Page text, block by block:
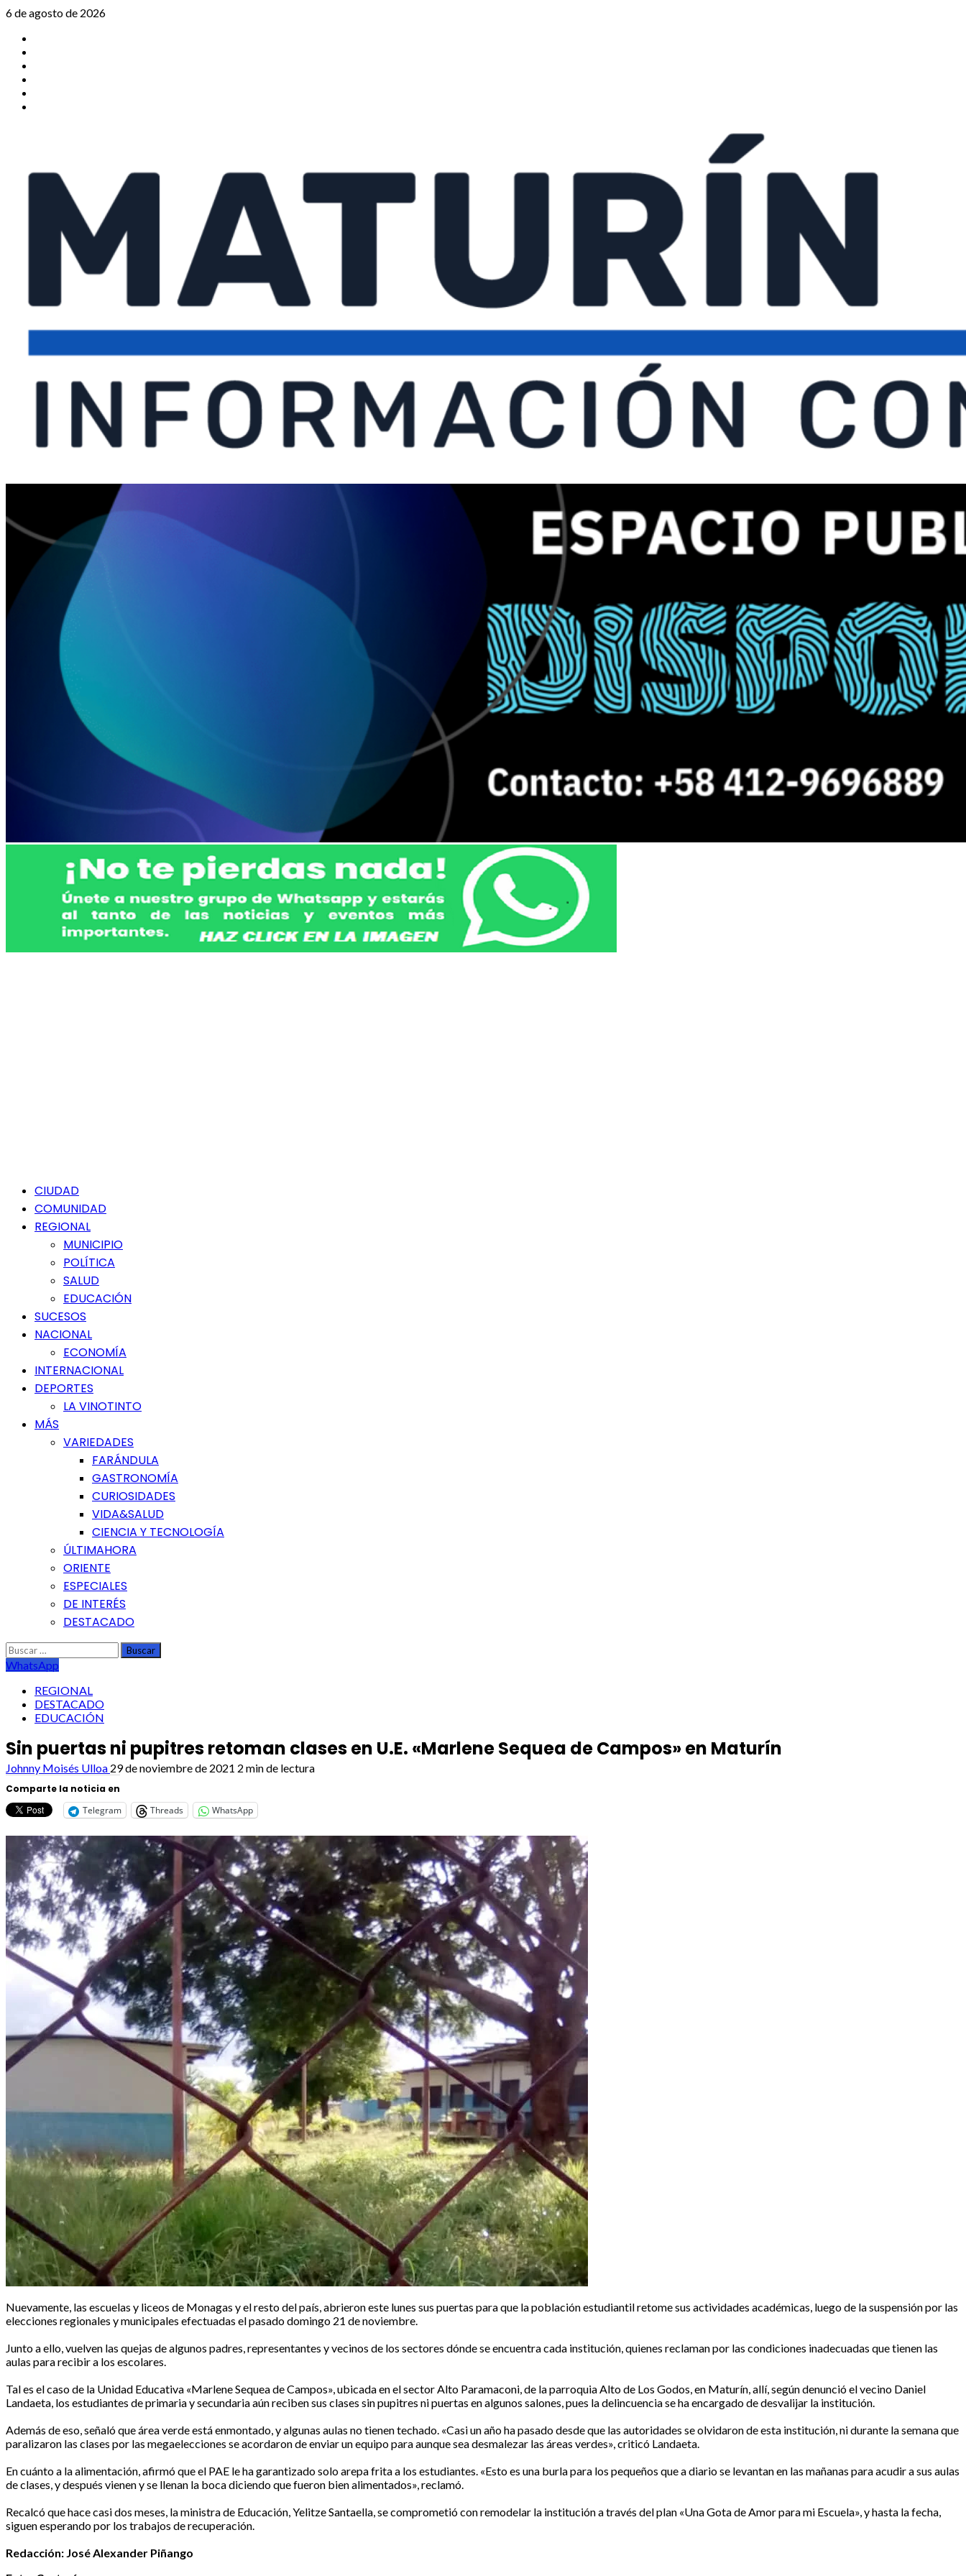
Saltar
contenido
6 de agosto de 2026
Menú
principal
CIUDAD
COMUNIDAD
REGIONAL
MUNICIPIO
POLÍTICA
SALUD
EDUCACIÓN
SUCESOS
NACIONAL
ECONOMÍA
INTERNACIONAL
DEPORTES
LA VINOTINTO
MÁS
VARIEDADES
FARÁNDULA
GASTRONOMÍA
CURIOSIDADES
VIDA&SALUD
CIENCIA Y TECNOLOGÍA
ÚLTIMAHORA
ORIENTE
ESPECIALES
DE INTERÉS
DESTACADO
Buscar:
WhatsApp
REGIONAL
DESTACADO
EDUCACIÓN
Sin puertas ni pupitres retoman clases en U.E. «Marlene Sequea de Campos» en Maturín
Johnny Moisés Ulloa 29 de noviembre de 2021 2 min de lectura
Comparte la noticia en
Telegram
Threads WhatsApp
Nuevamente, las escuelas y liceos de Monagas y el resto del país, abrieron este lunes sus puertas para que la población estudiantil retome sus actividades académicas, luego de la suspensión por las
elecciones regionales y municipales efectuadas el pasado domingo 21 de noviembre.
Junto a ello, vuelven las quejas de algunos padres, representantes y vecinos de los sectores dónde se encuentra cada institución, quienes reclaman por las condiciones inadecuadas que tienen las
aulas para recibir a los escolares.
Tal es el caso de la Unidad Educativa «Marlene Sequea de Campos», ubicada en el sector Alto Paramaconi, de la parroquia Alto de Los Godos, en Maturín, allí, según denunció el vecino Daniel
Landaeta, los estudiantes de primaria y secundaria aún reciben sus clases sin pupitres ni puertas en algunos salones, pues la delincuencia se ha encargado de desvalijar la institución.
Además de eso, señaló que área verde está enmontado, y algunas aulas no tienen techado. «Casi un año ha pasado desde que las autoridades se olvidaron de esta institución, ni durante la semana que
paralizaron las clases por las megaelecciones se acordaron de enviar un equipo para aunque sea desmalezar las áreas verdes», criticó Landaeta.
En cuánto a la alimentación, afirmó que el PAE le ha garantizado solo arepa frita a los estudiantes. «Esto es una burla para los pequeños que a diario se levantan en las mañanas para acudir a sus aulas
de clases, y después vienen y se llenan la boca diciendo que fueron bien alimentados», reclamó.
Recalcó que hace casi dos meses, la ministra de Educación, Yelitze Santaella, se comprometió con remodelar la institución a través del plan «Una Gota de Amor para mi Escuela», y hasta la fecha,
siguen esperando por los trabajos de recuperación.
Redacción: José Alexander Piñango